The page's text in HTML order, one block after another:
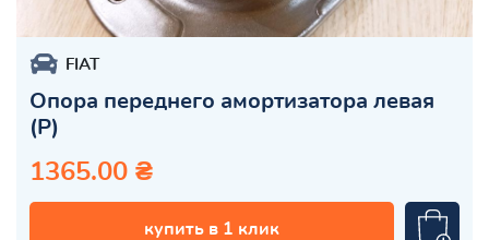
FIAT
Опора переднего амортизатора левая
(Р)
1365.00 ₴
купить в 1 клик